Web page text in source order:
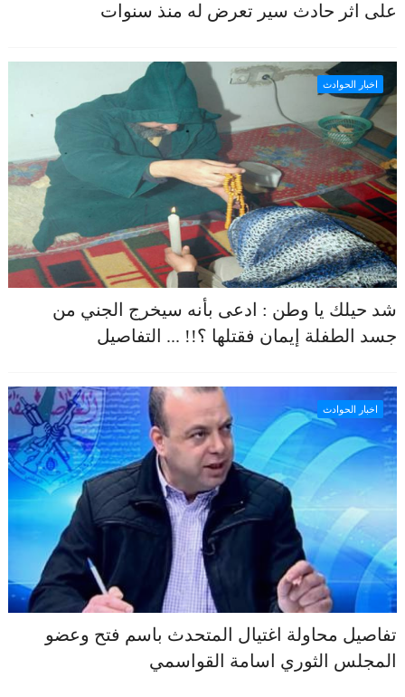
على اثر حادث سير تعرض له منذ سنوات
اخبار الحوادث
شد حيلك يا وطن : ادعى بأنه سيخرج الجني من
جسد الطفلة إيمان فقتلها ؟!! ... التفاصيل
اخبار الحوادث
تفاصيل محاولة اغتيال المتحدث باسم فتح وعضو
المجلس الثوري اسامة القواسمي